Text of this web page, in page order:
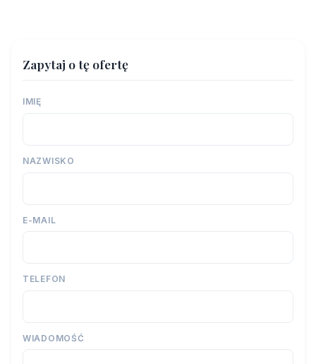
Zapytaj o tę ofertę
IMIĘ
NAZWISKO
E-MAIL
TELEFON
WIADOMOŚĆ